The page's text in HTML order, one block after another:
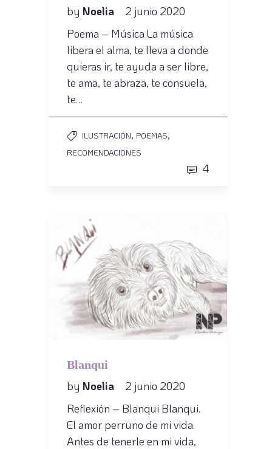
by Noelia
2 junio 2020
Poema – Música La música
libera el alma, te lleva a donde
quieras ir, te ayuda a ser libre,
te ama, te abraza, te consuela,
te…
ILUSTRACIÓN, POEMAS,
RECOMENDACIONES
4
Blanqui
by Noelia
2 junio 2020
Reflexión – Blanqui Blanqui.
El amor perruno de mi vida.
Antes de tenerle en mi vida,